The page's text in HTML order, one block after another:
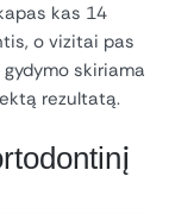
kas 14
o vizitai pas
skiriama
rezultatą.